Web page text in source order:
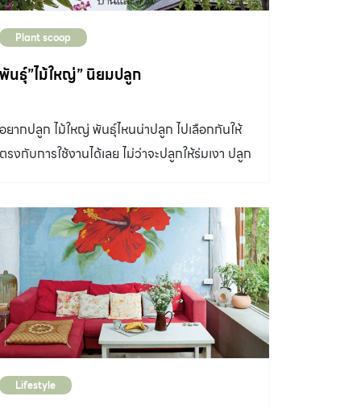
Plant scoop
พันธุ์”ไม้ใหญ่” นิยมปลูก
อยากปลูก ไม้ใหญ่ พันธุ์ไหนน่าปลูก ไปเลือกกันให้
ตรงกับการใช้งานได้เลย ไม่ว่าจะปลูกให้ร่มเงา ปลูก
Lifestyle